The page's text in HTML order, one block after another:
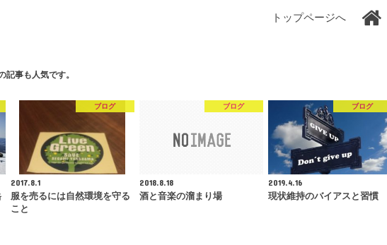
トップページへ
記事も人気です。
ブログ
2017.8.1
服を売るには自然環境を守る
こと
ブログ
2018.8.18
酒と音楽の溜まり場
ブログ
2019.4.16
現状維持のバイアスと習慣